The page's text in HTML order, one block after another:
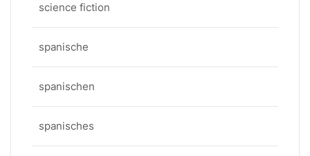
science fiction
spanische
spanischen
spanisches